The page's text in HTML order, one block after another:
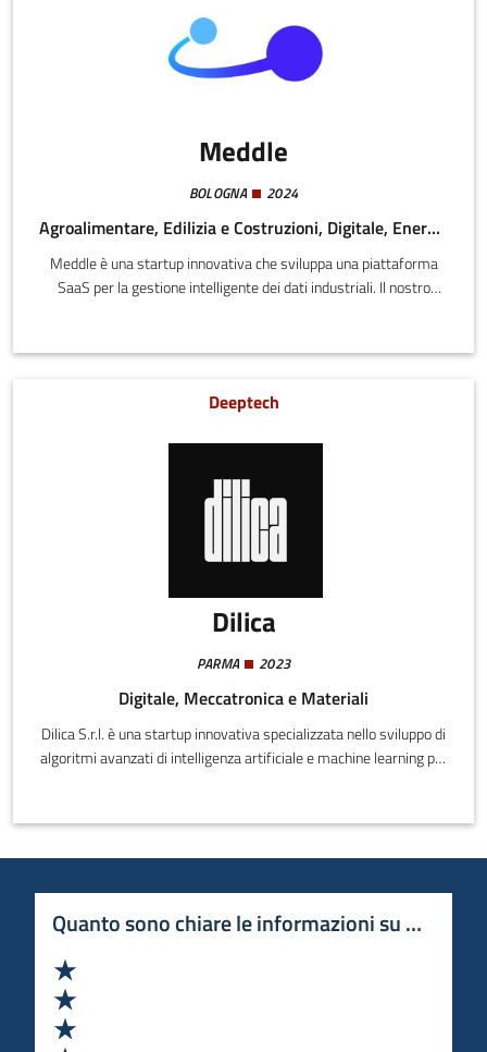
Meddle
BOLOGNA 2024
Agroalimentare, Edilizia e Costruzioni, Digitale, Energia e Sostenibilità, Meccatronica e Materiali
Meddle è una startup innovativa che sviluppa una piattaforma
SaaS per la gestione intelligente dei dati industriali. Il nostro
le complessità delle attuali soluzioni di integrazione.
Deeptech
Dilica
PARMA 2023
Digitale, Meccatronica e Materiali
Dilica S.r.l. è una startup innovativa specializzata nello sviluppo di
algoritmi avanzati di intelligenza artificiale e machine learning per
team di esperti fornisce soluzioni su misura per imprese che
desiderano migliorare l'efficienza e le capacità dei loro sistemi
Quanto sono chiare le informazioni su questa